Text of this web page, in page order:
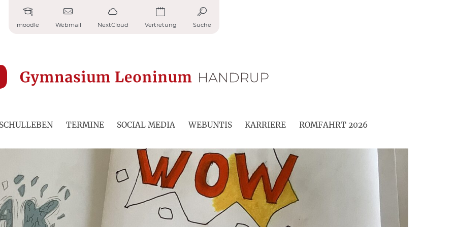
moodle Webmail NextCloud Vertretung Suche
SCHULLEBEN TERMINE SOCIAL MEDIA WEBUNTIS KARRIERE ROMFAHRT 2026